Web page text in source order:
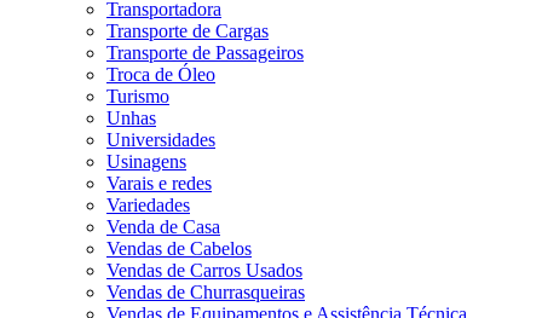
Transportadora
Transporte de Cargas
Transporte de Passageiros
Troca de Óleo
Turismo
Unhas
Universidades
Usinagens
Varais e redes
Variedades
Venda de Casa
Vendas de Cabelos
Vendas de Carros Usados
Vendas de Churrasqueiras
Vendas de Equipamentos e Assistência Técnica